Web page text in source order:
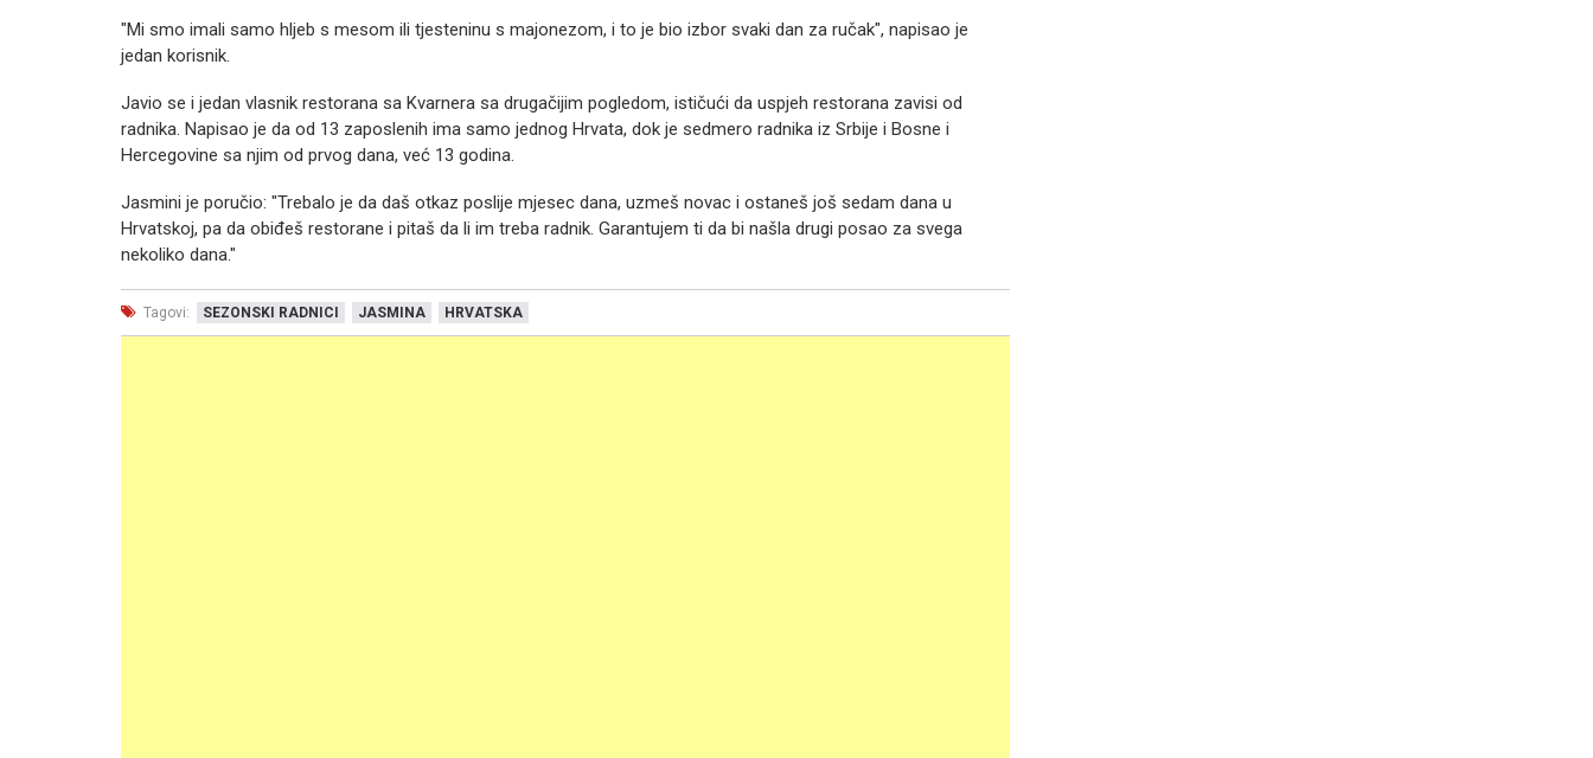
"Mi smo imali samo hljeb s mesom ili tjesteninu s majonezom, i to je bio izbor svaki dan za ručak", napisao je
jedan korisnik.
Javio se i jedan vlasnik restorana sa Kvarnera sa drugačijim pogledom, ističući da uspjeh restorana zavisi od
radnika. Napisao je da od 13 zaposlenih ima samo jednog Hrvata, dok je sedmero radnika iz Srbije i Bosne i
Hercegovine sa njim od prvog dana, već 13 godina.
Jasmini je poručio: "Trebalo je da daš otkaz poslije mjesec dana, uzmeš novac i ostaneš još sedam dana u
Hrvatskoj, pa da obiđeš restorane i pitaš da li im treba radnik. Garantujem ti da bi našla drugi posao za svega
nekoliko dana."
Tagovi: SEZONSKI RADNICI JASMINA HRVATSKA